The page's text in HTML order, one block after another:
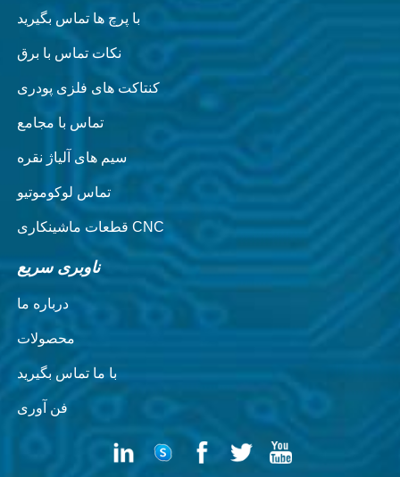
با پرچ ها تماس بگیرید
نکات تماس با برق
کنتاکت های فلزی پودری
تماس با مجامع
سیم های آلیاژ نقره
تماس لوکوموتیو
قطعات ماشینکاری CNC
ناوبری سریع
درباره ما
محصولات
با ما تماس بگیرید
فن آوری